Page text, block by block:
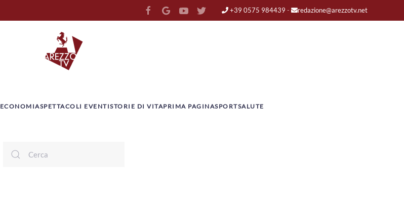
+39 0575 984439 - redazione@arezzotv.net
ECONOMIASPETTACOLI EVENTISTORIE DI VITAPRIMA PAGINASPORTSALUTE